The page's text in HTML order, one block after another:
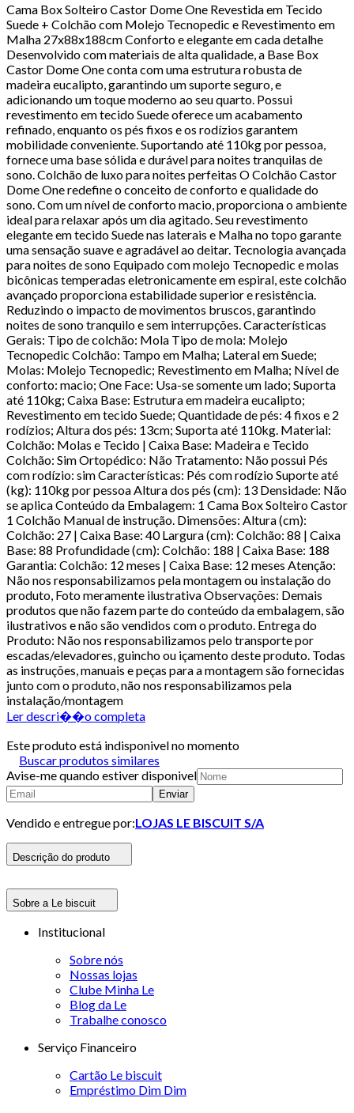
Cama Box Solteiro Castor Dome One Revestida em Tecido
Suede + Colchão com Molejo Tecnopedic e Revestimento em
Malha 27x88x188cm Conforto e elegante em cada detalhe
Desenvolvido com materiais de alta qualidade, a Base Box
Castor Dome One conta com uma estrutura robusta de
madeira eucalipto, garantindo um suporte seguro, e
adicionando um toque moderno ao seu quarto. Possui
revestimento em tecido Suede oferece um acabamento
refinado, enquanto os pés fixos e os rodízios garantem
mobilidade conveniente. Suportando até 110kg por pessoa,
fornece uma base sólida e durável para noites tranquilas de
sono. Colchão de luxo para noites perfeitas O Colchão Castor
Dome One redefine o conceito de conforto e qualidade do
sono. Com um nível de conforto macio, proporciona o ambiente
ideal para relaxar após um dia agitado. Seu revestimento
elegante em tecido Suede nas laterais e Malha no topo garante
uma sensação suave e agradável ao deitar. Tecnologia avançada
para noites de sono Equipado com molejo Tecnopedic e molas
bicônicas temperadas eletronicamente em espiral, este colchão
avançado proporciona estabilidade superior e resistência.
Reduzindo o impacto de movimentos bruscos, garantindo
noites de sono tranquilo e sem interrupções. Características
Gerais: Tipo de colchão: Mola Tipo de mola: Molejo
Tecnopedic Colchão: Tampo em Malha; Lateral em Suede;
Molas: Molejo Tecnopedic; Revestimento em Malha; Nível de
conforto: macio; One Face: Usa-se somente um lado; Suporta
até 110kg; Caixa Base: Estrutura em madeira eucalipto;
Revestimento em tecido Suede; Quantidade de pés: 4 fixos e 2
rodízios; Altura dos pés: 13cm; Suporta até 110kg. Material:
Colchão: Molas e Tecido | Caixa Base: Madeira e Tecido
Colchão: Sim Ortopédico: Não Tratamento: Não possui Pés
com rodízio: sim Características: Pés com rodízio Suporte até
(kg): 110kg por pessoa Altura dos pés (cm): 13 Densidade: Não
se aplica Conteúdo da Embalagem: 1 Cama Box Solteiro Castor
1 Colchão Manual de instrução. Dimensões: Altura (cm):
Colchão: 27 | Caixa Base: 40 Largura (cm): Colchão: 88 | Caixa
Base: 88 Profundidade (cm): Colchão: 188 | Caixa Base: 188
Garantia: Colchão: 12 meses | Caixa Base: 12 meses Atenção:
Não nos responsabilizamos pela montagem ou instalação do
produto, Foto meramente ilustrativa Observações: Demais
produtos que não fazem parte do conteúdo da embalagem, são
ilustrativos e não são vendidos com o produto. Entrega do
Produto: Não nos responsabilizamos pelo transporte por
escadas/elevadores, guincho ou içamento deste produto. Todas
as instruções, manuais e peças para a montagem são fornecidas
junto com o produto, não nos responsabilizamos pela
instalação/montagem
Ler descri��o completa
Este produto está indisponivel no momento
Buscar produtos similares
Avise-me quando estiver disponivel
Enviar
Vendido e entregue por:LOJAS LE BISCUIT S/A
Descrição do produto
Sobre a Le biscuit
Institucional
Sobre nós
Nossas lojas
Clube Minha Le
Blog da Le
Trabalhe conosco
Serviço Financeiro
Cartão Le biscuit
Empréstimo Dim Dim